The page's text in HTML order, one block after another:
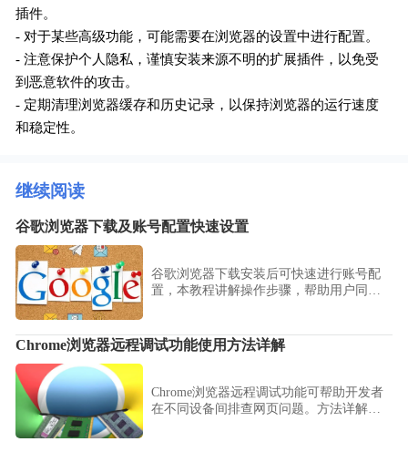
插件。
- 对于某些高级功能，可能需要在浏览器的设置中进行配置。
- 注意保护个人隐私，谨慎安装来源不明的扩展插件，以免受
到恶意软件的攻击。
- 定期清理浏览器缓存和历史记录，以保持浏览器的运行速度
和稳定性。
继续阅读
谷歌浏览器下载及账号配置快速设置
谷歌浏览器下载安装后可快速进行账号配
置，本教程讲解操作步骤，帮助用户同步
Chrome浏览器远程调试功能使用方法详解
Chrome浏览器远程调试功能可帮助开发者
在不同设备间排查网页问题。方法详解连